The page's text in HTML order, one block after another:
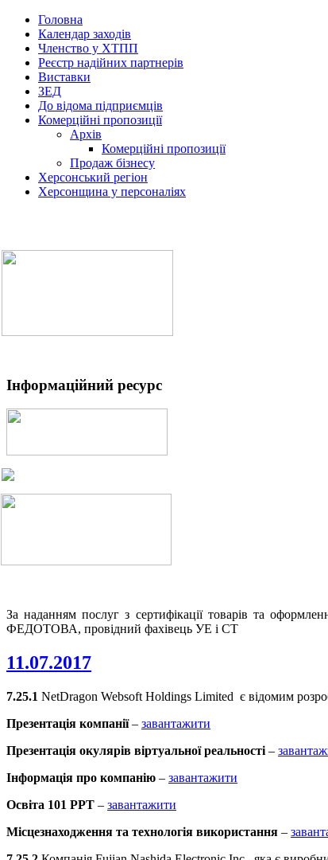
Головна
Календар заходів
Членство у ХТПП
Реєстр надійних партнерів
Виставки
ЗЕД
До відома підприємців
Комерційні пропозиції
Архів
Комерційні пропозиції
Продаж бізнесу
Херсонський регіон
Херсонщина у персоналіях
Інформаційний ресурс
За наданням послуг з сертифікації товарів та
ФЕДОТОВА, провідний фахівець УЕ і СТ
11.07.2017
7.25.1 NetDragon Websoft Holdings Limited є відомим
Презентація компанії– завантажити
Презентація окулярів віртуальної реальності –
Інформація про компанію – завантажити
Освіта 101 РРТ – завантажити
Місцезнаходження та технологія використання –